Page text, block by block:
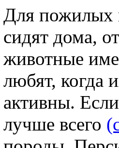
Для пожилых
сидят дома,
животные
любят, когда
активны.
лучше всего